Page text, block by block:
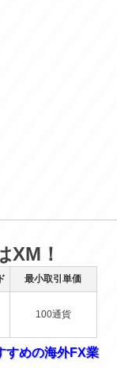
XM！
最小取引単価
100通貨
すめの海外FX業